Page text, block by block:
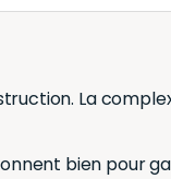
La
bien pour